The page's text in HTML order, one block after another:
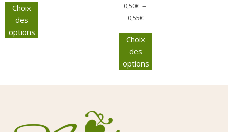
Choix
des
options
0,50€ –
0,55€
Choix
des
options